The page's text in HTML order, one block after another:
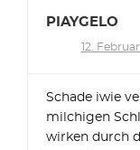
PIAYGELO
12.
Schade iwie
milchigen
wirken durch